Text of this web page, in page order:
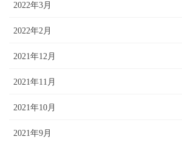
2022年3月
2022年2月
2021年12月
2021年11月
2021年10月
2021年9月